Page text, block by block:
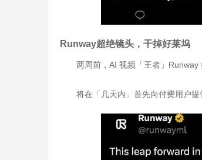
Runway超绝镜头，干掉好莱坞
两周前，AI 视频「王者」
将在「几天内」首先向付费用户